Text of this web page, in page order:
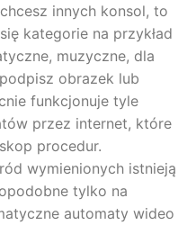
innych konsol, to
kategorie na przykład
muzyczne, dla
obrazek lub
funkcjonuje tyle
przez internet, które
procedur.
wymienionych istnieją
tylko na
automaty wideo